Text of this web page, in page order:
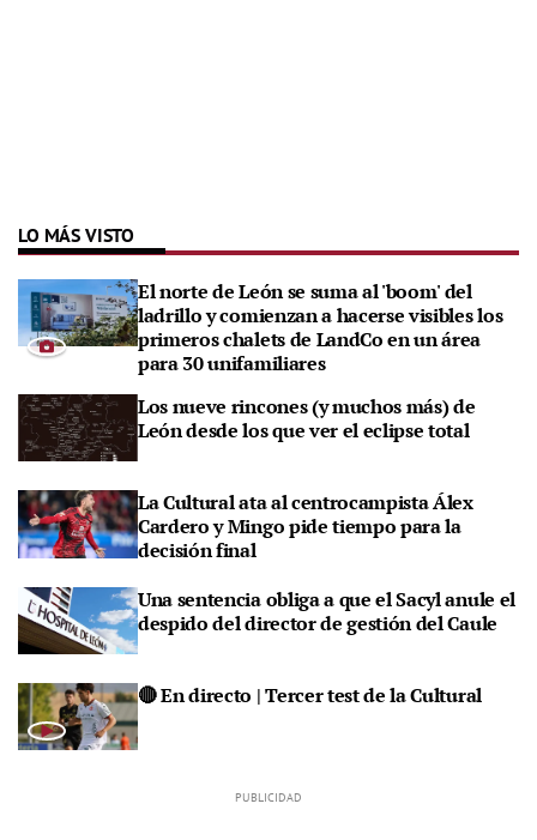
LO MÁS VISTO
El norte de León se suma al 'boom' del
ladrillo y comienzan a hacerse visibles los
primeros chalets de LandCo en un área
para 30 unifamiliares
Los nueve rincones (y muchos más) de
León desde los que ver el eclipse total
La Cultural ata al centrocampista Álex
Cardero y Mingo pide tiempo para la
decisión final
Una sentencia obliga a que el Sacyl anule el
despido del director de gestión del Caule
🔴 En directo | Tercer test de la Cultural